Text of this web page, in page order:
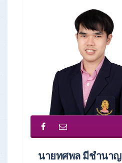
นายทศพล มีชำนาญ